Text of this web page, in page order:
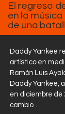
El regreso
en la
de una
Daddy Yankee
artístico en
Ramón Luis
Daddy Yankee,
en diciembre de
cambio…